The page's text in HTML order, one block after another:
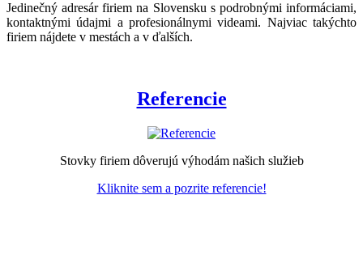
Jedinečný adresár firiem na Slovensku s podrobnými informáciami,
kontaktnými údajmi a profesionálnymi videami. Najviac takýchto
firiem nájdete v mestách a v ďalších.
Referencie
Stovky firiem dôverujú výhodám našich služieb
Kliknite sem a pozrite referencie!